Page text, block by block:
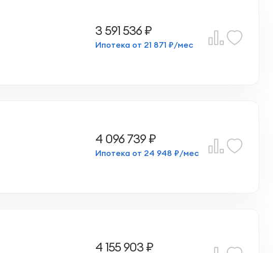
Ипотека от 21 871 ₽/мес
3 591 536 ₽
Ипотека от 24 948 ₽/мес
4 096 739 ₽
4 155 903 ₽